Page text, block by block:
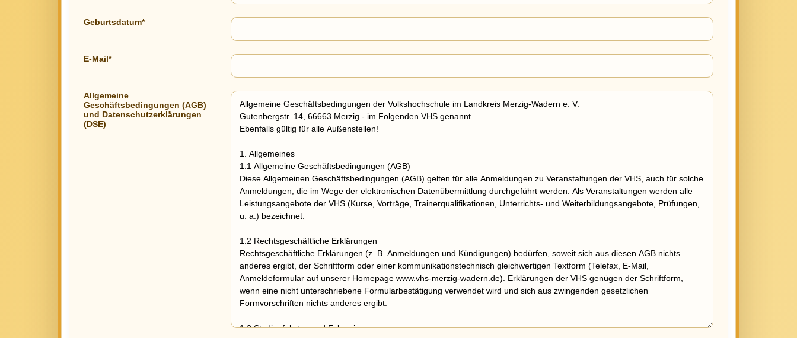
Geburtsdatum*
E-Mail*
Allgemeine
Geschäftsbedingungen (AGB)
und Datenschutzerklärungen
(DSE)